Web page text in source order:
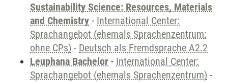
Sustainability Science: Resources, Materials
and Chemistry - International Center:
Sprachangebot (ehemals Sprachenzentrum;
ohne CPs) - Deutsch als Fremdsprache A2.2
Leuphana Bachelor - International Center:
Sprachangebot (ehemals Sprachenzentrum) -